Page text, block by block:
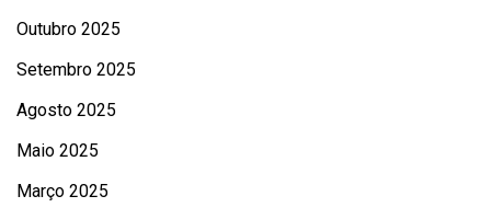
Outubro 2025
Setembro 2025
Agosto 2025
Maio 2025
Março 2025